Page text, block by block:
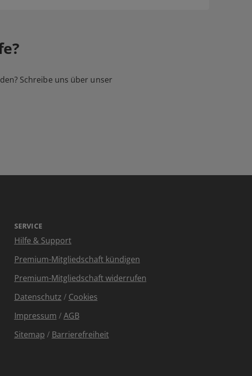
Schreibe uns über unser
SERVICE
Hilfe & Support
Premium-Mitgliedschaft kündigen
Premium-Mitgliedschaft widerrufen
Datenschutz / Cookies
Impressum /AGB
Sitemap / Barrierefreiheit